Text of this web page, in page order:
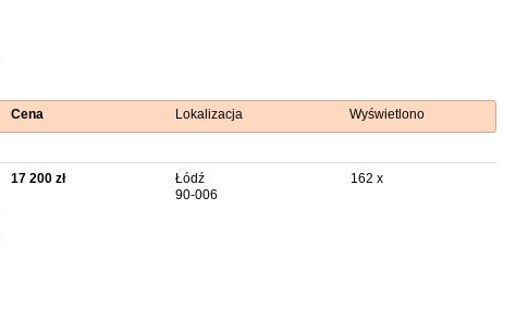
Cena Lokalizacja Wyświetlono
17 200 zł
Łódź
90-006
162 x